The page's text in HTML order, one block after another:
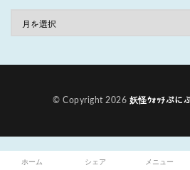
© Copyright 2026 妖怪ｳｫｯﾁぷに
ホーム シェア メニュー